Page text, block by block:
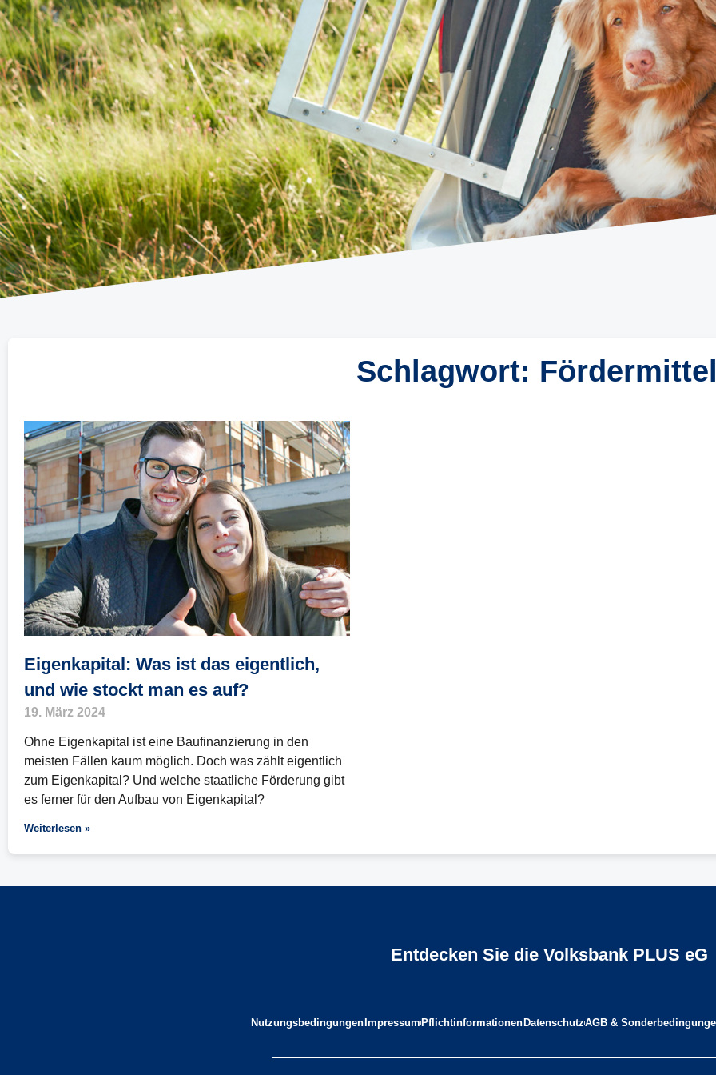
Schlagwort:
Eigenkapital: Was ist das eigentlich,
und wie stockt man es auf?
19. März 2024
Ohne Eigenkapital ist eine Baufinanzierung in den
meisten Fällen kaum möglich. Doch was zählt eigentlich
zum Eigenkapital? Und welche staatliche Förderung gibt
es ferner für den Aufbau von Eigenkapital?
Weiterlesen »
Entdecken Sie die Volksbank PLUS eG
Nutzungsbedingungen ImpressumPflichtinformationenDatenschutzAGB &